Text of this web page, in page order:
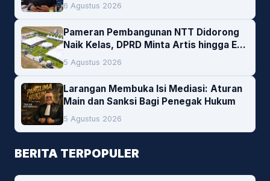
6 Agustus 2026
Pameran Pembangunan NTT Didorong
Naik Kelas, DPRD Minta Artis hingga EO
Lokal Jadi Prioritas
5 Agustus 2026
Larangan Membuka Isi Mediasi: Aturan
Main dan Sanksi Bagi Penegak Hukum
5 Agustus 2026
BERITA TERPOPULER